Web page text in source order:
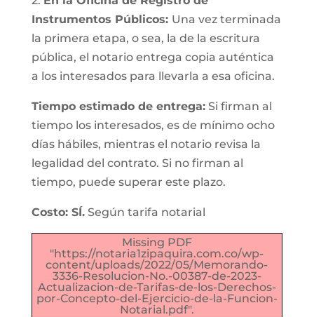
Instrumentos Públicos: Una vez terminada
la primera etapa, o sea, la de la escritura
pública, el notario entrega copia auténtica
a los interesados para llevarla a esa oficina.
Tiempo estimado de entrega:Si firman al
tiempo los interesados, es de mínimo ocho
días hábiles, mientras el notario revisa la
legalidad del contrato. Si no firman al
tiempo, puede superar este plazo.
Costo: SÍ.Según tarifa notarial
Missing PDF
"https://notaria1zipaquira.com.co/wp-
content/uploads/2022/05/Memorando-
3336-Resolucion-No.-00387-de-2023-
Actualizacion-de-Tarifas-de-los-Derechos-
por-Concepto-del-Ejercicio-de-la-Funcion-
Notarial.pdf".